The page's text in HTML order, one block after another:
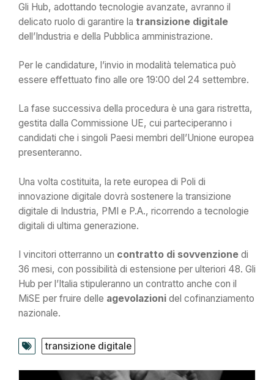
Gli Hub, adottando tecnologie avanzate, avranno il
delicato ruolo di garantire la transizione digitale
dell’Industria e della Pubblica amministrazione.
Per le candidature, l’invio in modalità telematica può
essere effettuato fino alle ore 19:00 del 24 settembre.
La fase successiva della procedura è una gara ristretta,
gestita dalla Commissione UE, cui parteciperanno i
candidati che i singoli Paesi membri dell’Unione europea
presenteranno.
Una volta costituita, la rete europea di Poli di
innovazione digitale dovrà sostenere la transizione
digitale di Industria, PMI e P.A., ricorrendo a tecnologie
digitali di ultima generazione.
I vincitori otterranno un contratto di sovvenzione di
36 mesi, con possibilità di estensione per ulteriori 48. Gli
Hub per l’Italia stipuleranno un contratto anche con il
MiSE per fruire delle agevolazioni del cofinanziamento
nazionale.
transizione digitale